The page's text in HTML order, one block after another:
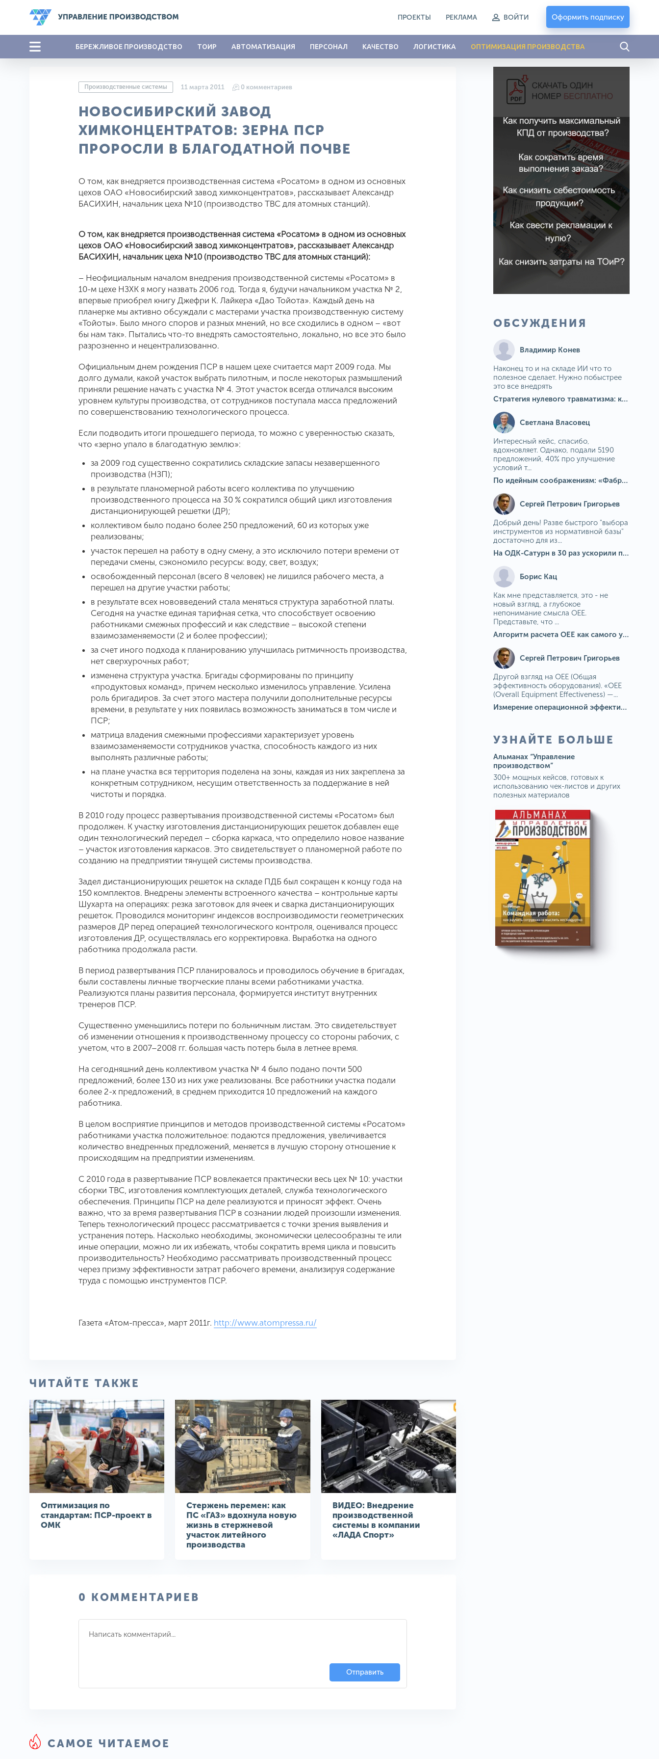
ПРОЕКТЫ РЕКЛАМА ВОЙТИ Оформить подписку
БЕРЕЖЛИВОЕ ПРОИЗВОДСТВО ТОИР АВТОМАТИЗАЦИЯ ПЕРСОНАЛ КАЧЕСТВО ЛОГИСТИКА ОПТИМИЗАЦИЯ ПРОИЗВОДСТВА
Производственные системы 11 марта 2011 0 комментариев
НОВОСИБИРСКИЙ ЗАВОД
ХИМКОНЦЕНТРАТОВ: ЗЕРНА ПСР
ПРОРОСЛИ В БЛАГОДАТНОЙ ПОЧВЕ
О том, как внедряется производственная система «Росатом» в одном из основных
цехов ОАО «Новосибирский завод химконцентратов», рассказывает Александр
БАСИХИН, начальник цеха №10 (производство ТВС для атомных станций).
О том, как внедряется производственная система «Росатом» в одном из основных
цехов ОАО «Новосибирский завод химконцентратов», рассказывает Александр
БАСИХИН, начальник цеха №10 (производство ТВС для атомных станций):
– Неофициальным началом внедрения производственной системы «Росатом» в
10-м цехе НЗХК я могу назвать 2006 год. Тогда я, будучи начальником участка № 2,
впервые приобрел книгу Джефри К. Лайкера «Дао Тойота». Каждый день на
планерке мы активно обсуждали с мастерами участка производственную систему
«Тойоты». Было много споров и разных мнений, но все сходились в одном – «вот
бы нам так». Пытались что-то внедрять самостоятельно, локально, но все это было
разрозненно и нецентрализованно.
Официальным днем рождения ПСР в нашем цехе считается март 2009 года. Мы
долго думали, какой участок выбрать пилотным, и после некоторых размышлений
приняли решение начать с участка № 4. Этот участок всегда отличался высоким
уровнем культуры производства, от сотрудников поступала масса предложений
по совершенствованию технологического процесса.
Если подводить итоги прошедшего периода, то можно с уверенностью сказать,
что «зерно упало в благодатную землю»:
за 2009 год существенно сократились складские запасы незавершенного
производства (НЗП);
в результате планомерной работы всего коллектива по улучшению
производственного процесса на 30 % сократился общий цикл изготовления
дистанционирующей решетки (ДР);
коллективом было подано более 250 предложений, 60 из которых уже
реализованы;
участок перешел на работу в одну смену, а это исключило потери времени от
передачи смены, сэкономило ресурсы: воду, свет, воздух;
освобожденный персонал (всего 8 человек) не лишился рабочего места, а
перешел на другие участки работы;
в результате всех нововведений стала меняться структура заработной платы.
Сегодня на участке единая тарифная сетка, что способствует освоению
работниками смежных профессий и как следствие – высокой степени
взаимозаменяемости (2 и более профессии);
за счет иного подхода к планированию улучшилась ритмичность производства,
нет сверхурочных работ;
изменена структура участка. Бригады сформированы по принципу
«продуктовых команд», причем несколько изменилось управление. Усилена
роль бригадиров. За счет этого мастера получили дополнительные ресурсы
времени, в результате у них появилась возможность заниматься в том числе и
ПСР;
матрица владения смежными профессиями характеризует уровень
взаимозаменяемости сотрудников участка, способность каждого из них
выполнять различные работы;
на плане участка вся территория поделена на зоны, каждая из них закреплена за
конкретным сотрудником, несущим ответственность за поддержание в ней
чистоты и порядка.
В 2010 году процесс развертывания производственной системы «Росатом» был
продолжен. К участку изготовления дистанционирующих решеток добавлен еще
один технологический передел – сборка каркаса, что определило новое название
– участок изготовления каркасов. Это свидетельствует о планомерной работе по
созданию на предприятии тянущей системы производства.
Задел дистанционирующих решеток на складе ПДБ был сокращен к концу года на
150 комплектов. Внедрены элементы встроенного качества – контрольные карты
Шухарта на операциях: резка заготовок для ячеек и сварка дистанционирующих
решеток. Проводился мониторинг индексов воспроизводимости геометрических
размеров ДР перед операцией технологического контроля, оценивался процесс
изготовления ДР, осуществлялась его корректировка. Выработка на одного
работника продолжала расти.
В период развертывания ПСР планировалось и проводилось обучение в бригадах,
были составлены личные творческие планы всеми работниками участка.
Реализуются планы развития персонала, формируется институт внутренних
тренеров ПСР.
Существенно уменьшились потери по больничным листам. Это свидетельствует
об изменении отношения к производственному процессу со стороны рабочих, с
учетом, что в 2007–2008 гг. большая часть потерь была в летнее время.
На сегодняшний день коллективом участка № 4 было подано почти 500
предложений, более 130 из них уже реализованы. Все работники участка подали
более 2-х предложений, в среднем приходится 10 предложений на каждого
работника.
В целом восприятие принципов и методов производственной системы «Росатом»
работниками участка положительное: подаются предложения, увеличивается
количество внедренных предложений, меняется в лучшую сторону отношение к
происходящим на предприятии изменениям.
С 2010 года в развертывание ПСР вовлекается практически весь цех № 10: участки
сборки ТВС, изготовления комплектующих деталей, служба технологического
обеспечения. Принципы ПСР на деле реализуются и приносят эффект. Очень
важно, что за время развертывания ПСР в сознании людей произошли изменения.
Теперь технологический процесс рассматривается с точки зрения выявления и
устранения потерь. Насколько необходимы, экономически целесообразны те или
иные операции, можно ли их избежать, чтобы сократить время цикла и повысить
производительность? Необходимо рассматривать производственный процесс
через призму эффективности затрат рабочего времени, анализируя содержание
труда с помощью инструментов ПСР.
Газета «Атом-пресса», март 2011г. http://www.atompressa.ru/
ЧИТАЙТЕ ТАКЖЕ
Оптимизация по
стандартам: ПСР-проект в
ОМК
Стержень перемен: как
ПС «ГАЗ» вдохнула новую
жизнь в стержневой
участок литейного
производства
ВИДЕО: Внедрение
производственной
системы в компании
«ЛАДА Спорт»
0 КОММЕНТАРИЕВ
Отправить
ОБСУЖДЕНИЯ
Владимир Конев
Наконец то и на складе ИИ что то
полезное сделает. Нужно побыстрее
это все внедрять
Стратегия нулевого травматизма: как ИИ-камеры Camkord снижают риск наезда на пешехода при работе на погрузчике
Светлана Власовец
Интересный кейс, спасибо,
вдохновляет. Однако, подали 5190
предложений, 40% про улучшение
условий т...
По идейным соображениям: «Фабрика идей» на МГОКе
Сергей Петрович Григорьев
Добрый день! Разве быстрого "выбора
инструментов из нормативной базы"
достаточно для из...
На ОДК-Сатурн в 30 раз ускорили подбор средств измерения для контроля качества продукции
Борис Кац
Как мне представляется, это - не
новый взгляд, а глубокое
непонимание смысла OEE.
Представьте, что ...
Алгоритм расчета ОЕЕ как самого универсального и современного показателя эффективности оборудования в мире
Сергей Петрович Григорьев
Другой взгляд на OEE (Общая
эффективность оборудования). «OEE
(Overall Equipment Effectiveness) —...
Измерение операционной эффективности: ключевые показатели для непрерывного совершенствования
УЗНАЙТЕ БОЛЬШЕ
Альманах “Управление
производством”
300+ мощных кейсов, готовых к
использованию чек-листов и других
полезных материалов
САМОЕ ЧИТАЕМОЕ